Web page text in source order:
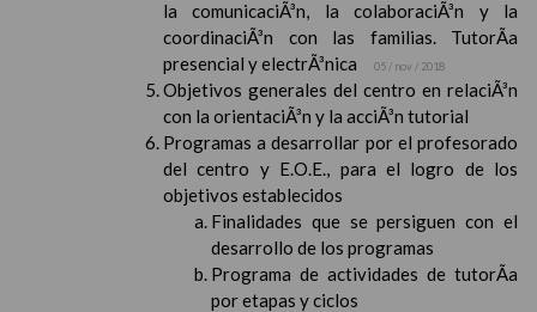
la comunicaciÃ³n, la colaboraciÃ³n y la
coordinaciÃ³n con las familias. TutorÃ­a
presencial y electrÃ³nica
05 / nov / 2018
Objetivos generales del centro en relaciÃ³n
con la orientaciÃ³n y la acciÃ³n tutorial
Programas a desarrollar por el profesorado
del centro y E.O.E., para el logro de los
objetivos establecidos
Finalidades que se persiguen con el
desarrollo de los programas
Programa de actividades de tutorÃ­a
por etapas y ciclos